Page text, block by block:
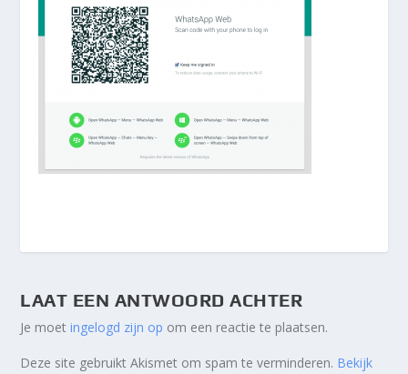
LAAT EEN ANTWOORD ACHTER
Je moetingelogd zijn op om een reactie te plaatsen.
Deze site gebruikt Akismet om spam te verminderen. Bekijk